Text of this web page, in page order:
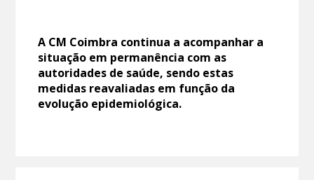
A CM Coimbra continua a acompanhar a
situação em permanência com as
autoridades de saúde, sendo estas
medidas reavaliadas em função da
evolução epidemiológica.